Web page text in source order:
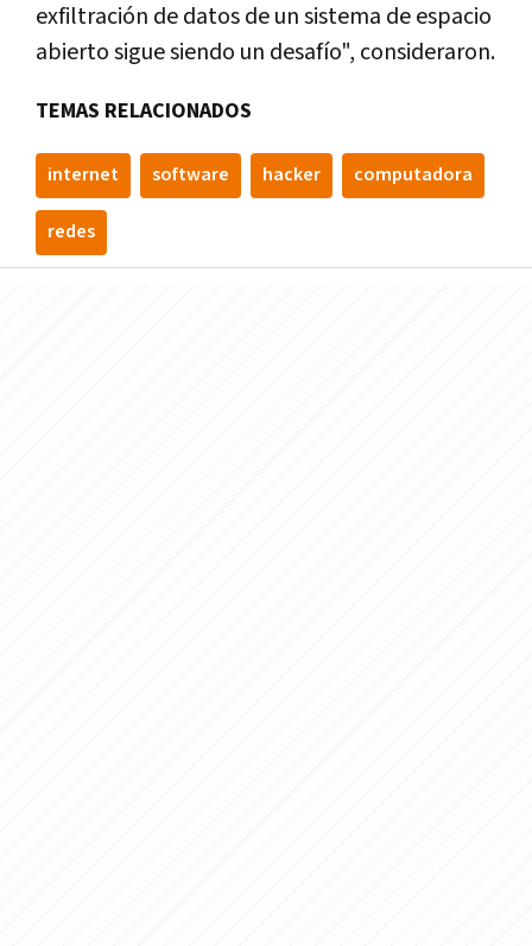
exfiltración de datos de un sistema de espacio
abierto sigue siendo un desafí­o", consideraron.
TEMAS RELACIONADOS
internet software hacker computadora
redes